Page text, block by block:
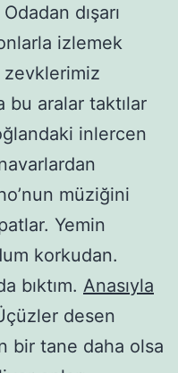
dışarı
izlemek
bu aralar taktılar
inlercen
müziğini
Yemin
korkudan.
bıktım. Anasıyla
desen
bir tane daha olsa